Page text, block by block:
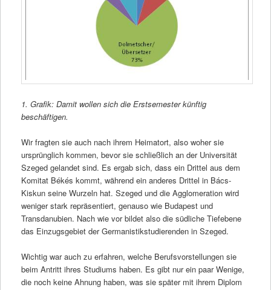
1. Grafik: Damit wollen sich die Erstsemester künftig
beschäftigen.
Wir fragten sie auch nach ihrem Heimatort, also woher sie
ursprünglich kommen, bevor sie schließlich an der Universität
Szeged gelandet sind. Es ergab sich, dass ein Drittel aus dem
Komitat Békés kommt, während ein anderes Drittel in Bács-
Kiskun seine Wurzeln hat. Szeged und die Agglomeration wird
weniger stark repräsentiert, genauso wie Budapest und
Transdanubien. Nach wie vor bildet also die südliche Tiefebene
das Einzugsgebiet der Germanistikstudierenden in Szeged.
Wichtig war auch zu erfahren, welche Berufsvorstellungen sie
beim Antritt ihres Studiums haben. Es gibt nur ein paar Wenige,
die noch keine Ahnung haben, was sie später mit ihrem Diplom